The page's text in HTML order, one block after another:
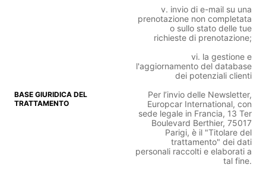
v. invio di e-mail su una
prenotazione non completata
o sullo stato delle tue
richieste di prenotazione;
vi. la gestione e
l'aggiornamento del database
dei potenziali clienti
Per l’invio delle Newsletter,
Europcar International, con
sede legale in Francia, 13 Ter
Boulevard Berthier, 75017
Parigi, è il "Titolare del
trattamento" dei dati
personali raccolti e elaborati a
tal fine.